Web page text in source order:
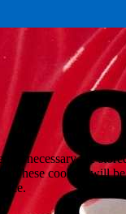
necessary are
These cookies will